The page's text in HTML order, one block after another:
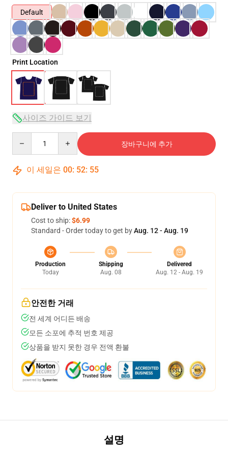
Default
Print Location
사이즈 가이드 보기
장바구니에 추가
이 세일은 00: 52: 54
Deliver to United States
Cost to ship:$6.99
Standard - Order today to get byAug. 12 - Aug. 19
Production
Today
Shipping
Aug. 08
Delivered
Aug. 12 - Aug. 19
안전한 거래
전 세계 어디든 배송
모든 소포에 추적 번호 제공
상품을 받지 못한 경우 전액 환불
설명